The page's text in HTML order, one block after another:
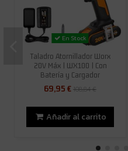
En Stock
Taladro Atornillador Worx
20V Máx | WX100 | Con
Batería y Cargador
69,95 €108,84 €
Añadir al carrito